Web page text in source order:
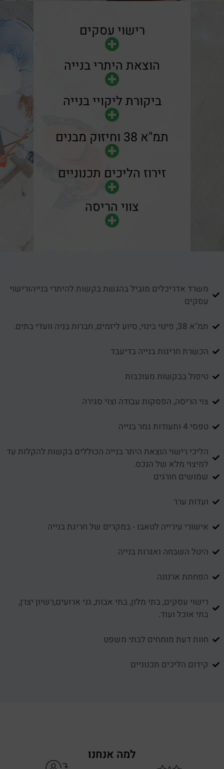
רישוי עסקים
הוצאת היתרי בנייה
ביקורת ליקויי בנייה
תמ"א 38 וחיזוק מבנים
זירוז הליכים תכנוניים
צווי הריסה
משרד אדריכלים מוביל בהגשת בקשות להיתרי בנייהורישוי
עסקים
תמ"א 38, פינוי בינוי, סיוע ליזמים, חברות בניה וועדי בתים.
הכשרת חריגות בנייה בדיעבד
טיפול בבקשות מעוכבות
צוי הריסה, הפסקות עבודה וצוי סגירה
טפסי 4 ותעודות גמר בנייה
הליכי רישוי הוצאת היתר בנייה הכוללים בקשות להקלות עד
למיצוי מלא של הנכס.
שמושים חורגים
ועדות ערר
אישורי עירייה לטאבו - במקרים של חריגת בנייה
היטל השבחה ואגרות בנייה
הפחתת ארנונה
רישוי עסקים, בתי מלון, בתי אבות, גני ארועים,רשיון יצרן,
בתי אוכל ועוד.
חוות דעת מומחים לבתי משפט
קידום הליכים תכנוניים
למה אנחנו